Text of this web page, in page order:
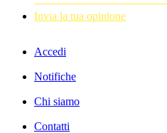
Invia la tua opinione
Accedi
Notifiche
Chi siamo
Contatti